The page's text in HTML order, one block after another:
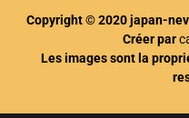
Copyright © 2020 japan-
Créer par
Les images sont la